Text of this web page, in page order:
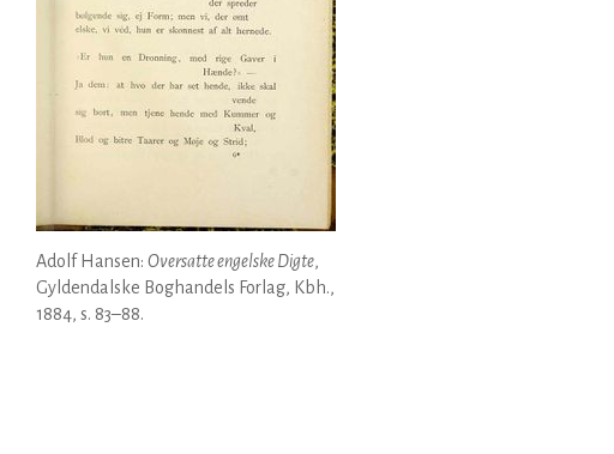
Adolf Hansen: Oversatte engelske Digte,
Gyldendalske Boghandels Forlag, Kbh.,
1884, s. 83–88.